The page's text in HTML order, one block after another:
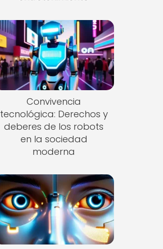
Convivencia
tecnológica: Derechos y
deberes de los robots
en la sociedad
moderna